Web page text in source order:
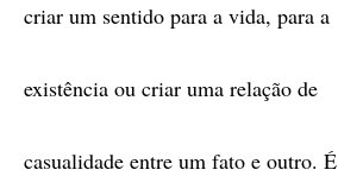
criar um sentido para a vida, para a
existência ou criar uma relação de
casualidade entre um fato e outro. É